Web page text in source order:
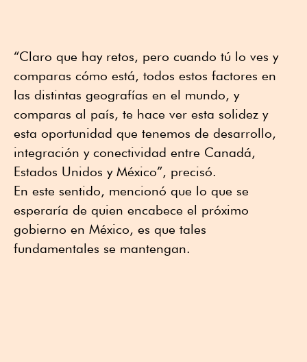
“Claro que hay retos, pero cuando tú lo ves y
comparas cómo está, todos estos factores en
las distintas geografías en el mundo, y
comparas al país, te hace ver esta solidez y
esta oportunidad que tenemos de desarrollo,
integración y conectividad entre Canadá,
Estados Unidos y México”, precisó.
En este sentido, mencionó que lo que se
esperaría de quien encabece el próximo
gobierno en México, es que tales
fundamentales se mantengan.